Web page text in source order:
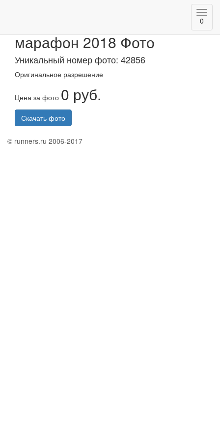
0
марафон 2018 Фото
Уникальный номер фото: 42856
Оригинальное разрешение
Цена за фото 0 руб.
Скачать фото
© runners.ru 2006-2017